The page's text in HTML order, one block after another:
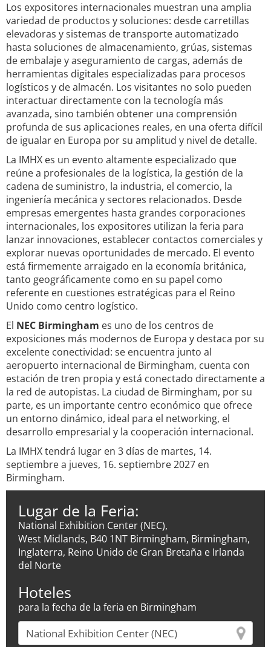
Los expositores internacionales muestran una amplia
variedad de productos y soluciones: desde carretillas
elevadoras y sistemas de transporte automatizado
hasta soluciones de almacenamiento, grúas, sistemas
de embalaje y aseguramiento de cargas, además de
herramientas digitales especializadas para procesos
logísticos y de almacén. Los visitantes no solo pueden
interactuar directamente con la tecnología más
avanzada, sino también obtener una comprensión
profunda de sus aplicaciones reales, en una oferta difícil
de igualar en Europa por su amplitud y nivel de detalle.
La IMHX es un evento altamente especializado que
reúne a profesionales de la logística, la gestión de la
cadena de suministro, la industria, el comercio, la
ingeniería mecánica y sectores relacionados. Desde
empresas emergentes hasta grandes corporaciones
internacionales, los expositores utilizan la feria para
lanzar innovaciones, establecer contactos comerciales y
explorar nuevas oportunidades de mercado. El evento
está firmemente arraigado en la economía británica,
tanto geográficamente como en su papel como
referente en cuestiones estratégicas para el Reino
Unido como centro logístico.
El NEC Birmingham es uno de los centros de
exposiciones más modernos de Europa y destaca por su
excelente conectividad: se encuentra junto al
aeropuerto internacional de Birmingham, cuenta con
estación de tren propia y está conectado directamente a
la red de autopistas. La ciudad de Birmingham, por su
parte, es un importante centro económico que ofrece
un entorno dinámico, ideal para el networking, el
desarrollo empresarial y la cooperación internacional.
La IMHX tendrá lugar en 3 días de martes, 14.
septiembre a jueves, 16. septiembre 2027 en
Birmingham.
Lugar de la Feria:
National Exhibition Center (NEC),
West Midlands, B40 1NT Birmingham, Birmingham,
Inglaterra, Reino Unido de Gran Bretaña e Irlanda
del Norte
Hoteles
para la fecha de la feria en Birmingham